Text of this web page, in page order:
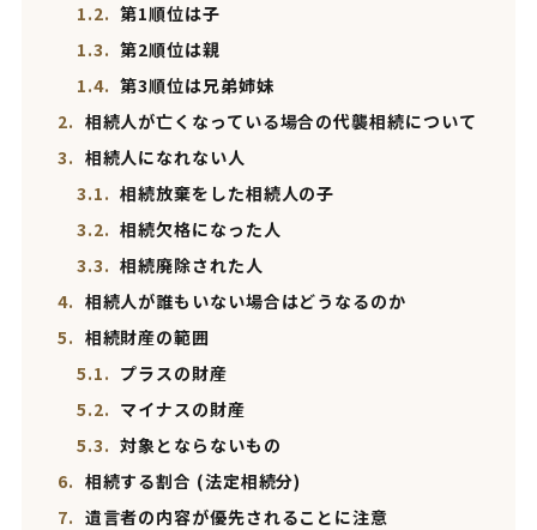
1.2. 第1順位は子
1.3. 第2順位は親
1.4. 第3順位は兄弟姉妹
2. 相続人が亡くなっている場合の代襲相続について
3. 相続人になれない人
3.1. 相続放棄をした相続人の子
3.2. 相続欠格になった人
3.3. 相続廃除された人
4. 相続人が誰もいない場合はどうなるのか
5. 相続財産の範囲
5.1. プラスの財産
5.2. マイナスの財産
5.3. 対象とならないもの
6. 相続する割合 (法定相続分)
7. 遺言者の内容が優先されることに注意